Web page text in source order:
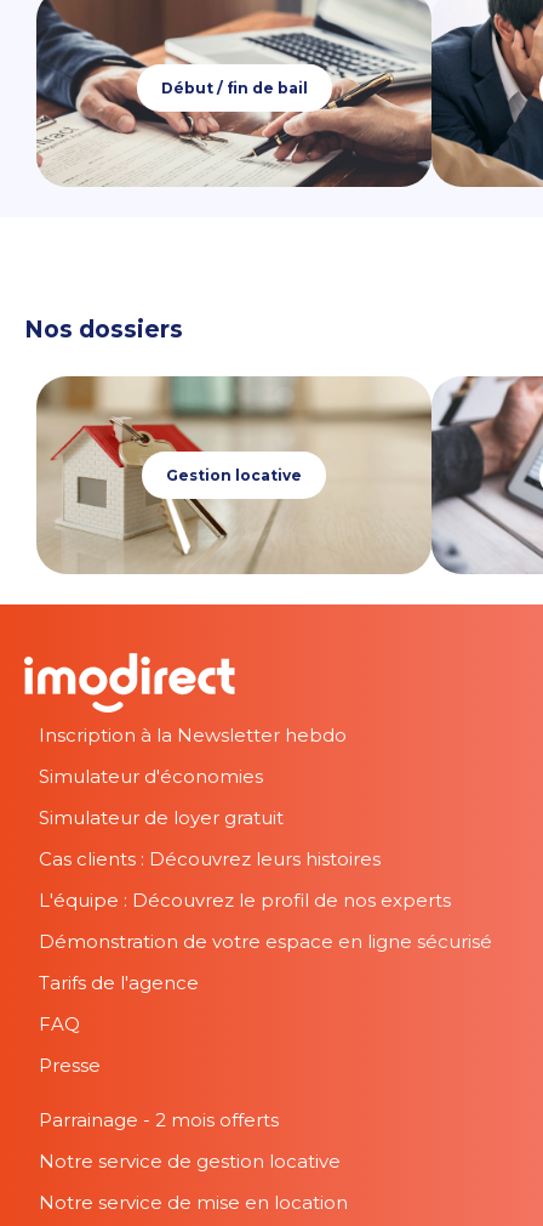
Début / fin de bail
Nos dossiers
Gestion locative
Inscription à la Newsletter hebdo
Simulateur d'économies
Simulateur de loyer gratuit
Cas clients : Découvrez leurs histoires
L'équipe : Découvrez le profil de nos experts
Démonstration de votre espace en ligne sécurisé
Tarifs de l'agence
FAQ
Presse
Parrainage - 2 mois offerts
Notre service de gestion locative
Notre service de mise en location